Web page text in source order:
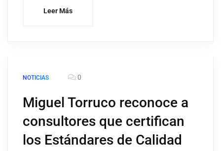
Leer Más
NOTICIAS 0
Miguel Torruco reconoce a
consultores que certifican
los Estándares de Calidad